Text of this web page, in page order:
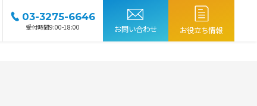
03-3275-6646
受付時間9:00-18:00 お問い合わせ お役立ち情報